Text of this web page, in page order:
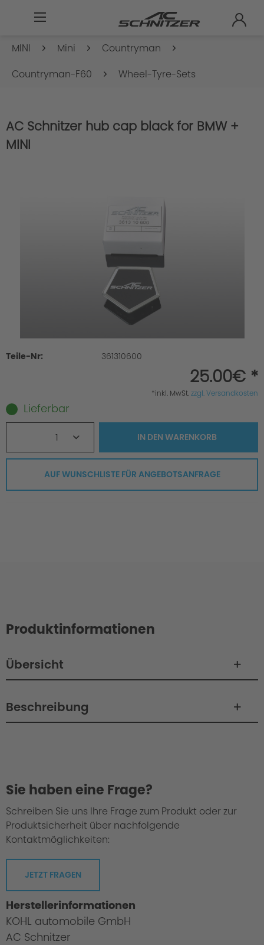
MINI Mini
Countryman
Countryman-F60
Wheel-Tyre-Sets
AC Schnitzer hub cap black for BMW +
MINI
Teile-Nr: 361310600
25.00€ *
*inkl. MwSt.zzgl. Versandkosten
Lieferbar
1 IN DENWARENKORB
AUF WUNSCHLISTE FÜR ANGEBOTSANFRAGE
Produktinformationen
Übersicht
Beschreibung
Sie haben eine Frage?
Schreiben Sie uns Ihre Frage zum Produkt oder zur
Produktsicherheit über nachfolgende
Kontaktmöglichkeiten:
JETZT FRAGEN
Herstellerinformationen
KOHL automobile GmbH
AC Schnitzer